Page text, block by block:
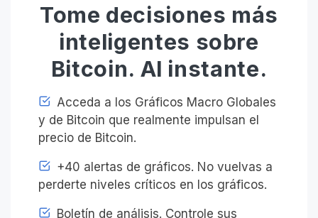
Tome decisiones más
inteligentes sobre
Bitcoin. Al instante.
Acceda a los Gráficos Macro Globales
y de Bitcoin que realmente impulsan el
precio de Bitcoin.
+40 alertas de gráficos. No vuelvas a
perderte niveles críticos en los gráficos.
Boletín de análisis. Controle sus